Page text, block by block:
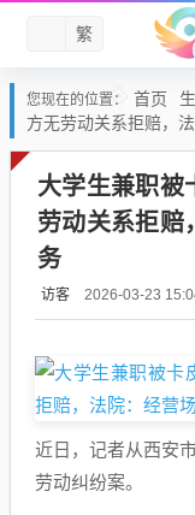
繁
您现在的位置： 首页
方无劳动关系拒赔，
大学生兼职被
劳动关系拒赔
务
访客 2026-03-23
近日，记者从西安
劳动纠纷案。